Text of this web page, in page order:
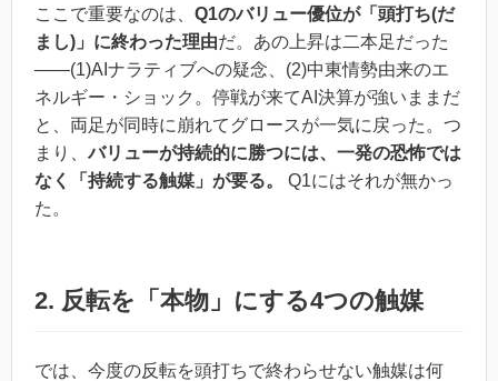
ここで重要なのは、 Q1のバリュー優位が「頭打ち(だ
まし)」に終わった理由だ。あの上昇は二本足だった
——(1)AIナラティブへの疑念、(2)中東情勢由来のエ
ネルギー・ショック。停戦が来てAI決算が強いままだ
と、両足が同時に崩れてグロースが一気に戻った。つ
まり、バリューが持続的に勝つには、一発の恐怖では
なく「持続する触媒」が要る。
Q1にはそれが無かっ
た。
2. 反転を「本物」にする4つの触媒
では、今度の反転を頭打ちで終わらせない触媒は何